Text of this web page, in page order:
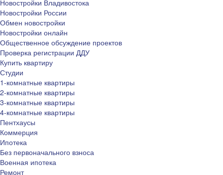
Новостройки Владивостока
Новостройки России
Обмен новостройки
Новостройки онлайн
Общественное обсуждение проектов
Проверка регистрации ДДУ
Купить квартиру
Студии
1-комнатные квартиры
2-комнатные квартиры
3-комнатные квартиры
4-комнатные квартиры
Пентхаусы
Коммерция
Ипотека
Без первоначального взноса
Военная ипотека
Ремонт